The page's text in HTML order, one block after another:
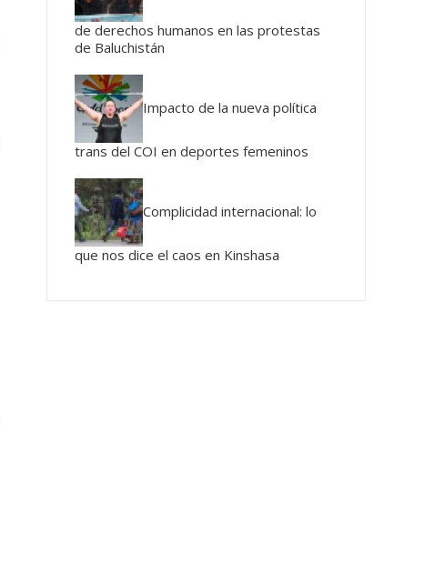
de derechos humanos en las protestas
de Baluchistán
Impacto de la nueva política
trans del COI en deportes femeninos
Complicidad internacional: lo
que nos dice el caos en Kinshasa